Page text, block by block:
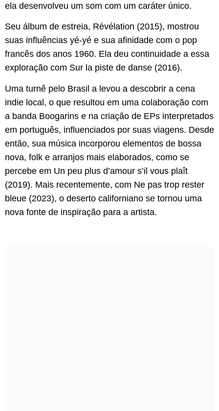
ela desenvolveu um som com um caráter único.
Seu álbum de estreia, Révélation (2015), mostrou
suas influências yé-yé e sua afinidade com o pop
francês dos anos 1960. Ela deu continuidade a essa
exploração com Sur la piste de danse (2016).
Uma turnê pelo Brasil a levou a descobrir a cena
indie local, o que resultou em uma colaboração com
a banda Boogarins e na criação de EPs interpretados
em português, influenciados por suas viagens. Desde
então, sua música incorporou elementos de bossa
nova, folk e arranjos mais elaborados, como se
percebe em Un peu plus d’amour s’il vous plaît
(2019). Mais recentemente, com Ne pas trop rester
bleue (2023), o deserto californiano se tornou uma
nova fonte de inspiração para a artista.